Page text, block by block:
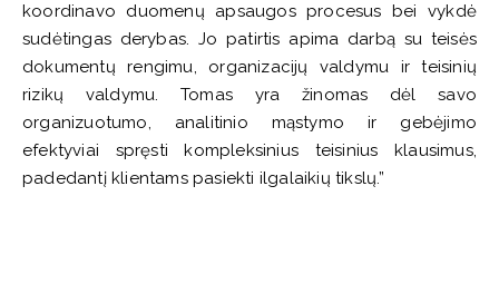
koordinavo duomenų apsaugos procesus bei vykdė
sudėtingas derybas. Jo patirtis apima darbą su teisės
dokumentų rengimu, organizacijų valdymu ir teisinių
rizikų valdymu.Tomas yra žinomas dėl savo
organizuotumo, analitinio mąstymo ir gebėjimo
efektyviai spręsti kompleksinius teisinius klausimus,
padedantį klientams pasiekti ilgalaikių tikslų.”